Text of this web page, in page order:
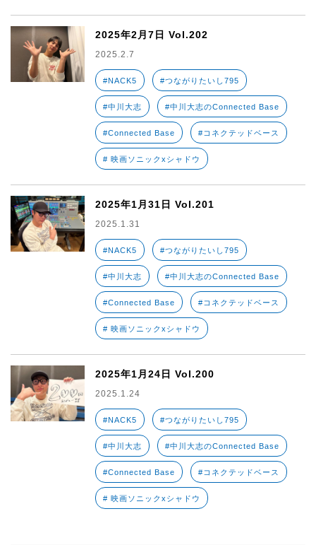
2025年2月7日 Vol.202
2025.2.7
#NACK5 #つながりたいし795
#中川大志 #中川大志のConnected Base
#Connected Base #コネクテッドベース
# 映画ソニックxシャドウ
2025年1月31日 Vol.201
2025.1.31
#NACK5 #つながりたいし795
#中川大志 #中川大志のConnected Base
#Connected Base #コネクテッドベース
# 映画ソニックxシャドウ
2025年1月24日 Vol.200
2025.1.24
#NACK5 #つながりたいし795
#中川大志 #中川大志のConnected Base
#Connected Base #コネクテッドベース
# 映画ソニックxシャドウ